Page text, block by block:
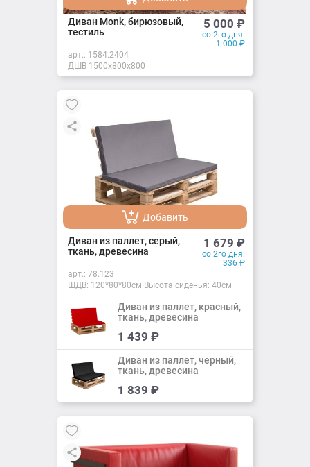
Добавлено
Диван Monk, бирюзовый,
тестиль
5 000 ₽
со 2го дня:
1 000 ₽
арт.: 1584.2404
ДШВ 1500х800х800
Добавить
Добавлено
Диван из паллет, серый,
ткань, древесина
1 679 ₽
со 2го дня:
336 ₽
арт.: 78.123
ШДВ: 120*80*80см Высота сиденья: 40см
Добавить
Добавлено
Диван из паллет, красный,
ткань, древесина
1 439 ₽
Добавить
Добавлено
Диван из паллет, черный,
ткань, древесина
1 839 ₽